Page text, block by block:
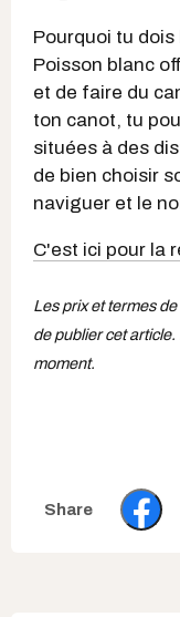
Pourquoi tu dois
Poisson blanc
et de faire du
ton canot, tu
situées à des
de bien choisir
naviguer et le
C'est ici pour la
Les prix et termes
de publier cet
moment.